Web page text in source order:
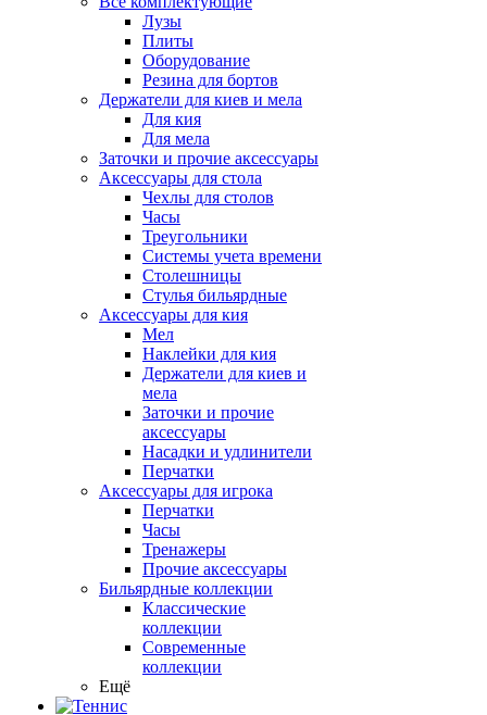
Лузы
Плиты
Оборудование
Резина для бортов
Держатели для киев и мела
Для кия
Для мела
Заточки и прочие аксессуары
Аксессуары для стола
Чехлы для столов
Часы
Треугольники
Системы учета времени
Столешницы
Стулья бильярдные
Аксессуары для кия
Мел
Наклейки для кия
Держатели для киев и
мела
Заточки и прочие
аксессуары
Насадки и удлинители
Перчатки
Аксессуары для игрока
Перчатки
Часы
Тренажеры
Прочие аксессуары
Бильярдные коллекции
Классические
коллекции
Современные
коллекции
Ещё